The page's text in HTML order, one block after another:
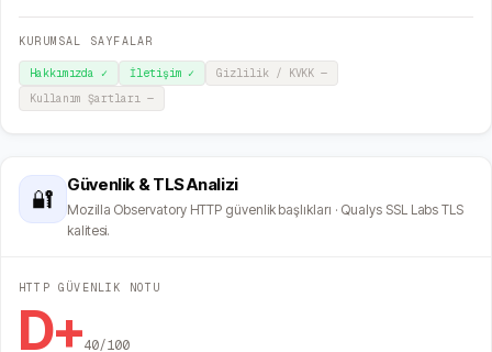
KURUMSAL SAYFALAR
Hakkımızda ✓ İletişim ✓ Gizlilik / KVKK —
Kullanım Şartları —
🔐
Güvenlik & TLS Analizi
Mozilla Observatory HTTP güvenlik başlıkları · Qualys SSL Labs TLS
kalitesi.
HTTP GÜVENLIK NOTU
D+40/100